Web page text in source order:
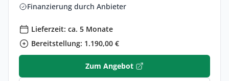
Finanzierung durch Anbieter
Lieferzeit: ca. 5 Monate
Bereitstellung: 1.190,00 €
Zum Angebot